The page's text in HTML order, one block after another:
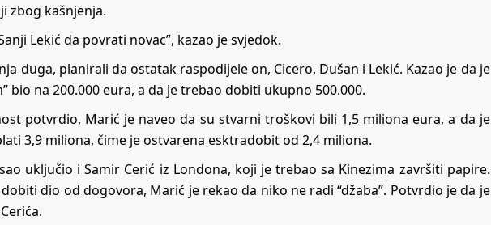
zbog kašnjenja.
Lekić da povrati novac”, kazao je svjedok.
duga, planirali da ostatak raspodijele on, Cicero, Dušan i Lekić. Kazao je da je
bio na 200.000 eura, a da je trebao dobiti ukupno 500.000.
potvrdio, Marić je naveo da su stvarni troškovi bili 1,5 miliona eura, a da je
3,9 miliona, čime je ostvarena esktradobit od 2,4 miliona.
uključio i Samir Cerić iz Londona, koji je trebao sa Kinezima završiti papire.
dio od dogovora, Marić je rekao da niko ne radi “džaba”. Potvrdio je da je